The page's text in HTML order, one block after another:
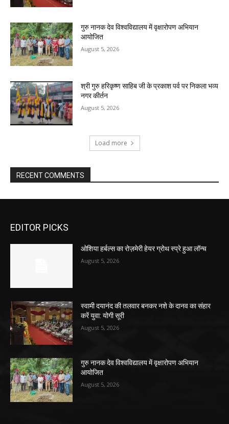
गुरु नानक देव विश्वविद्यालय में वृक्षारोपण अभियान
आयोजित
August 5, 2026
श्री गुरु हरिकृष्ण साहिब जी के प्रकाश पर्व पर निकला भव्य
नगर कीर्तन
August 5, 2026
Load more
RECENT COMMENTS
EDITOR PICKS
ओशिया हर्बल्स का रोज़मेरी हेयर ग्रोथ स्प्रे हुआ लॉन्च
August 5, 2026
स्वामी दयानंद की तलवार बनकर नशे के दानव का संहार
करें युवा: योगी सूरी
August 5, 2026
गुरु नानक देव विश्वविद्यालय में वृक्षारोपण अभियान
आयोजित
August 5, 2026